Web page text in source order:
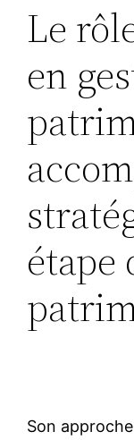
Le
en
étape
Son